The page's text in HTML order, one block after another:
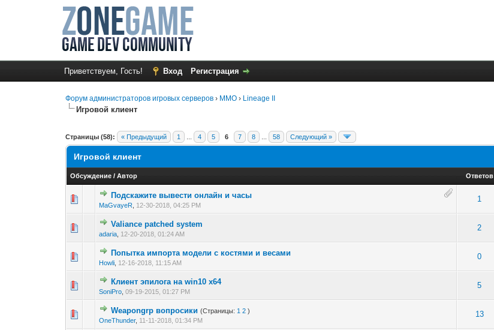
Приветствуем, Гость! Вход Регистрация
Форум администраторов игровых серверов › MMO › Lineage II
Игровой клиент
Страницы (58): « Предыдущий 1 4 5 6 7 8 58 Следующий »
Игровой клиент
Обсуждение /Автор Ответов
Подскажите вывести онлайн и часы
MaGvayeR 12-30-2018, 04:25 PM
1
0 голос(ов) - 0 из 5 в среднем
Valiance patched system
adaria 12-20-2018, 01:24 AM
2
0 голос(ов) - 0 из 5 в среднем
Попытка импорта модели с костями и весами
Howli 12-16-2018, 11:15 AM
0
0 голос(ов) - 0 из 5 в среднем
1 2345
Клиент эпилога на win10 x64
SoniPro ,09-19-2015, 01:27 PM
5
0 голос(ов) - 0 из 5 в среднем
Weapongrp вопросики (Страницы: 1 2 )
OneThunder, 11-11-2018, 01:34 PM
13
0 голос(ов) - 0 из 5 в среднем